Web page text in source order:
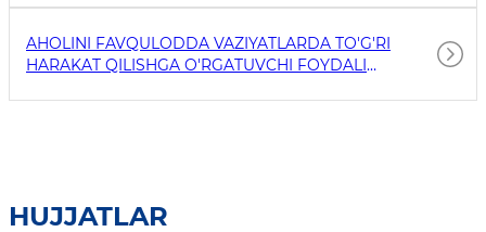
AHOLINI FAVQULODDA VAZIYATLARDA TO'G'RI
HARAKAT QILISHGA O'RGATUVCHI FOYDALI
HUJJATLAR